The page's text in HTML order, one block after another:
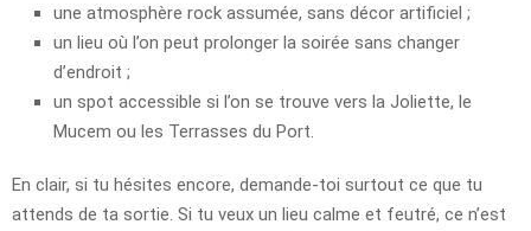
une atmosphère rock assumée, sans décor artificiel ;
un lieu où l’on peut prolonger la soirée sans changer
d’endroit ;
un spot accessible si l’on se trouve vers la Joliette, le
Mucem ou les Terrasses du Port.
En clair, si tu hésites encore, demande-toi surtout ce que tu
attends de ta sortie. Si tu veux un lieu calme et feutré, ce n’est